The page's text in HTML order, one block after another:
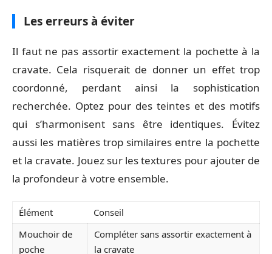
Les erreurs à éviter
Il faut ne pas assortir exactement la pochette à la
cravate. Cela risquerait de donner un effet trop
coordonné, perdant ainsi la sophistication
recherchée. Optez pour des teintes et des motifs
qui s’harmonisent sans être identiques. Évitez
aussi les matières trop similaires entre la pochette
et la cravate. Jouez sur les textures pour ajouter de
la profondeur à votre ensemble.
Élément
Conseil
Mouchoir de
poche
Compléter sans assortir exactement à
la cravate